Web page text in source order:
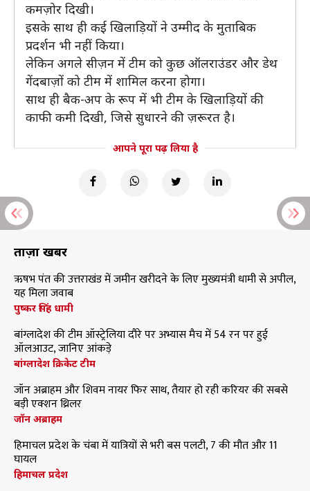
कमज़ोर दिखी।
इसके साथ ही कई खिलाड़ियों ने उम्मीद के मुताबिक
प्रदर्शन भी नहीं किया।
लेकिन अगले सीज़न में टीम को कुछ ऑलराउंडर और डेथ
गेंदबाज़ों को टीम में शामिल करना होगा।
साथ ही बैक-अप के रूप में भी टीम के खिलाड़ियों की
काफी कमी दिखी, जिसे सुधारने की ज़रूरत है।
आपने पूरा पढ़ लिया है
ताज़ा खबरें
ऋषभ पंत की उत्तराखंड में जमीन खरीदने के लिए मुख्यमंत्री धामी से अपील,
यह मिला जवाब
पुष्कर सिंह धामी
बांग्लादेश की टीम ऑस्ट्रेलिया दौरे पर अभ्यास मैच में 54 रन पर हुई
ऑलआउट, जानिए आंकड़े
बांग्लादेश क्रिकेट टीम
जॉन अब्राहम और शिवम नायर फिर साथ, तैयार हो रही करियर की सबसे
बड़ी एक्शन थ्रिलर
जॉन अब्राहम
हिमाचल प्रदेश के चंबा में यात्रियों से भरी बस पलटी, 7 की मौत और 11
घायल
हिमाचल प्रदेश